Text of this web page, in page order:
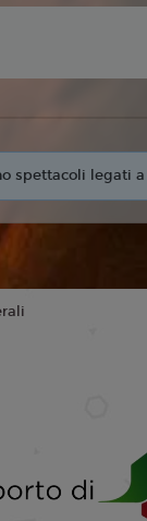
spettacoli legati